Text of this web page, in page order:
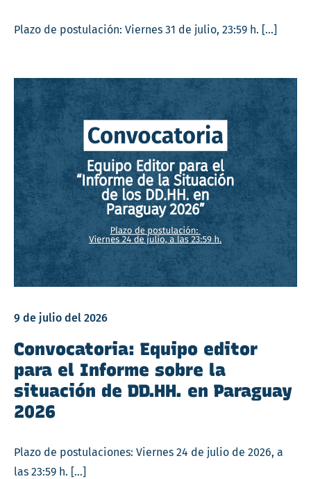
Plazo de postulación: Viernes 31 de julio, 23:59 h. […]
9 de julio del 2026
Convocatoria: Equipo editor
para el Informe sobre la
situación de DD.HH. en Paraguay
2026
Plazo de postulaciones: Viernes 24 de julio de 2026, a
las 23:59 h. […]